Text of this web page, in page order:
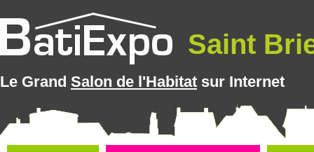
Saint
Le Grand Salon de l'Habitat sur Internet